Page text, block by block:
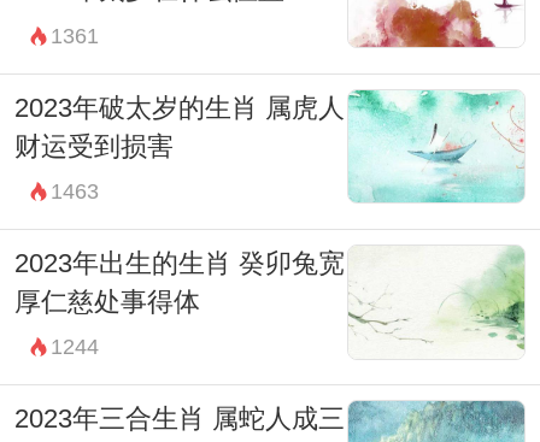
1361
2023年破太岁的生肖 属虎人
财运受到损害
1463
2023年出生的生肖 癸卯兔宽
厚仁慈处事得体
1244
2023年三合生肖 属蛇人成三